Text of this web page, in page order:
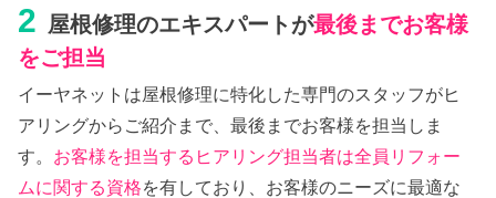
2 屋根修理のエキスパートが最後までお客様
をご担当
イーヤネットは屋根修理に特化した専門のスタッフがヒ
アリングからご紹介まで、最後までお客様を担当しま
す。 お客様を担当するヒアリング担当者は全員リフォー
ムに関する資格を有しており、お客様のニーズに最適な